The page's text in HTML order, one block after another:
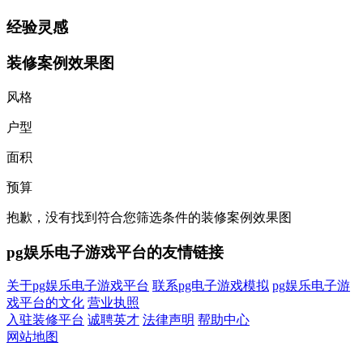
经验灵感
装修案例效果图
风格
户型
面积
预算
抱歉，没有找到符合您筛选条件的装修案例效果图
pg娱乐电子游戏平台的友情链接
关于pg娱乐电子游戏平台 联系pg电子游戏模拟 pg娱乐电子游
戏平台的文化 营业执照
入驻装修平台 诚聘英才 法律声明 帮助中心
网站地图